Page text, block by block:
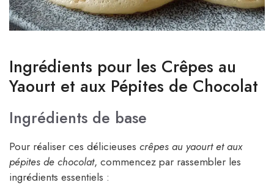
Ingrédients pour les Crêpes au
Yaourt et aux Pépites de Chocolat
Ingrédients de base
Pour réaliser ces délicieuses crêpes au yaourt et aux
pépites de chocolat, commencez par rassembler les
ingrédients essentiels :